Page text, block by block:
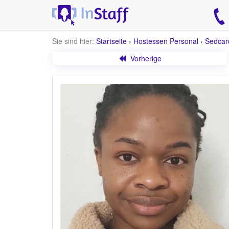
Sie sind hier: Startseite › Hostessen Personal ›
Vorherige